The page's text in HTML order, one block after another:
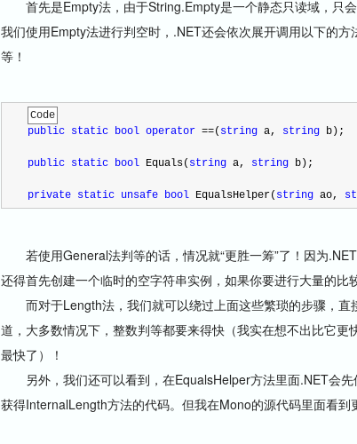
首先是Empty法，由于String.Empty是一个静态只读域，只
我们使用Empty法进行判空时，.NET还会依次展开调用以下的
等！
Code
public static bool operator ==( string a, string b);
public static bool Equals( string a, string b);
private static unsafe bool EqualsHelper( string ao,
若使用General法判等的话，情况就“更胜一筹”了！因为
还得首先创建一个临时的空字符串实例，如果你要进行大量的比
而对于Length法，我们就可以绕过上面这些繁琐的步骤，直
道，大多数情况下，整数判等都要来得快（我实在想不出比它
最快了）！
另外，我们还可以看到，在EqualsHelper方法里面.NET会先
获得InternalLength方法的代码。但我在Mono的源代码里面看到